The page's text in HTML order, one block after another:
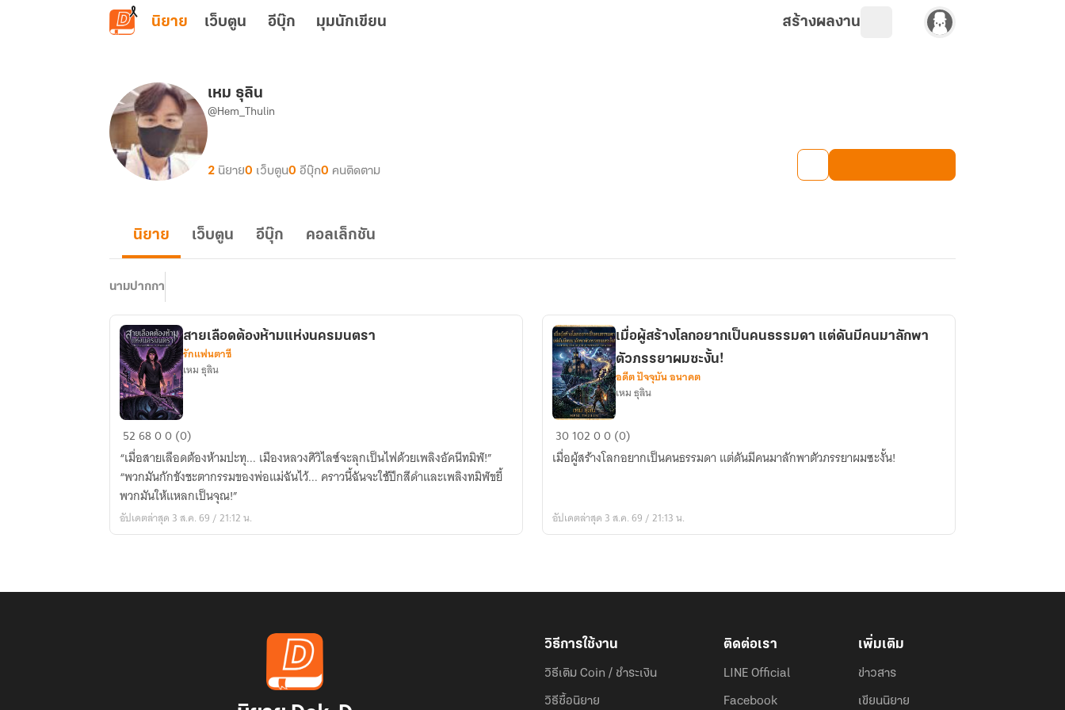
ข้ามไปยังเนื้อหาหลัก
นิยาย เว็บตูน อีบุ๊ก มุมนักเขียน สร้างผลงาน
เหม ธุลิน
@Hem_Thulin
2 นิยาย0 เว็บตูน0 อีบุ๊ก0 คนติดตาม
นิยาย เว็บตูน อีบุ๊ก คอลเล็กชัน
นามปากกา
สาย
เลือด
ต้อง
ห้าม
แห่ง
นคร
สายเลือดต้องห้ามแห่งนครมนตรา
รักแฟนตาซี
เหม ธุลิน
526800 (0)
“เมื่อสายเลือดต้องห้ามปะทุ... เมืองหลวงศิวิไลซ์จะลุกเป็นไฟด้วยเพลิงอัคนีทมิฬ!”
“พวกมันกักขังชะตากรรมของพ่อแม่ฉันไว้... คราวนี้ฉันจะใช้ปีกสีดำและเพลิงทมิฬขยี้
พวกมันให้แหลกเป็นจุณ!”
อัปเดตล่าสุด 3 ส.ค. 69 / 21:12 น.
เมื่อ
ผู้
สร้าง
เป็น
คน
ลักพา
ตัว
เมื่อผู้สร้างโลกอยากเป็นคนธรรมดา แต่ดันมีคนมาลักพา
ตัวภรรยาผมซะงั้น!
อดีต ปัจจุบัน อนาคต
เหม ธุลิน
3010200 (0)
เมื่อผู้สร้างโลกอยากเป็นคนธรรมดา แต่ดันมีคนมาลักพาตัวภรรยาผมซะงั้น!
อัปเดตล่าสุด 3 ส.ค. 69 / 21:13 น.
วิธีการใช้งาน
วิธีเติม Coin / ชำระเงิน
วิธีซื้อนิยาย
ติดต่อเรา
LINE Official
Facebook
เพิ่มเติม
ข่าวสาร
เขียนนิยาย